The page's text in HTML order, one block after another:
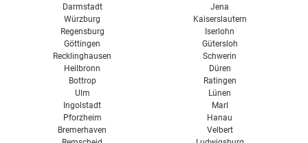
Darmstadt
Würzburg
Regensburg
Göttingen
Recklinghausen
Heilbronn
Bottrop
Ulm
Ingolstadt
Pforzheim
Bremerhaven
Jena
Kaiserslautern
Iserlohn
Gütersloh
Schwerin
Düren
Ratingen
Lünen
Marl
Hanau
Velbert